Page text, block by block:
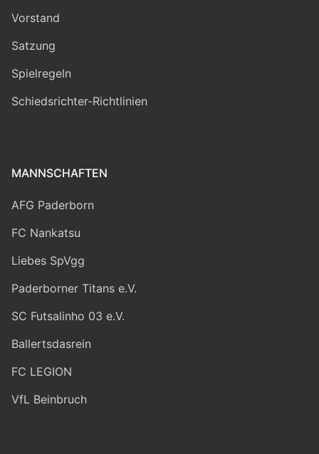
Vorstand
Satzung
Spielregeln
Schiedsrichter-Richtlinien
MANNSCHAFTEN
AFG Paderborn
FC Nankatsu
Liebes SpVgg
Paderborner Titans e.V.
SC Futsalinho 03 e.V.
Ballertsdasrein
FC LEGION
VfL Beinbruch